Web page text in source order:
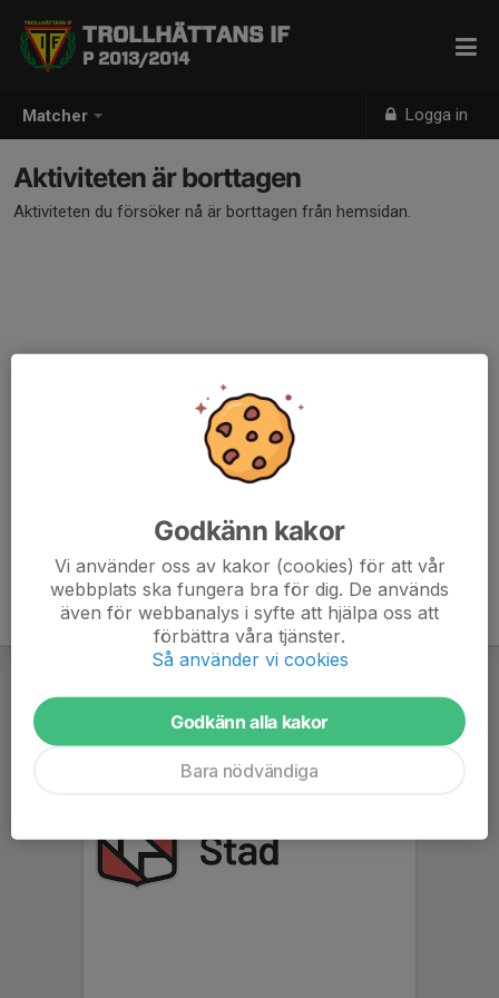
Matcher Logga in
TROLLHÄTTANS IF
P 2013/2014
Aktiviteten är borttagen
Aktiviteten du försöker nå är borttagen från hemsidan.
Godkänn kakor
Vi använder oss av kakor (cookies) för att vår
webbplats ska fungera bra för dig. De används
även för webbanalys i syfte att hjälpa oss att
förbättra våra tjänster.
Så använder vi cookies
Godkänn alla kakor
Bara nödvändiga